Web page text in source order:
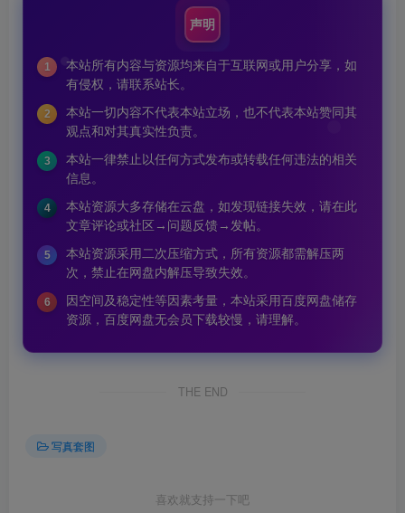
声明
1
本站所有内容与资源均来自于互联网或用户分享，如
有侵权，请联系站长。
2
本站一切内容不代表本站立场，也不代表本站赞同其
观点和对其真实性负责。
3
本站一律禁止以任何方式发布或转载任何违法的相关
信息。
4
本站资源大多存储在云盘，如发现链接失效，请在此
文章评论或社区→问题反馈→发帖。
5
本站资源采用二次压缩方式，所有资源都需解压两
次，禁止在网盘内解压导致失效。
6
因空间及稳定性等因素考量，本站采用百度网盘储存
资源，百度网盘无会员下载较慢，请理解。
THE END
写真套图
喜欢就支持一下吧